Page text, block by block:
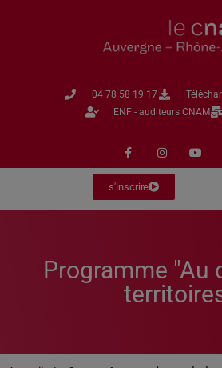
04 78 58 19 17​
ENF - auditeurs CNAM
s'inscrire
Programme